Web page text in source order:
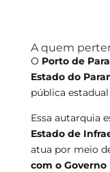
A quem
O Porto de
Estado do
pública estadual
Essa autarquia
Estado de
atua por meio
com o Governo